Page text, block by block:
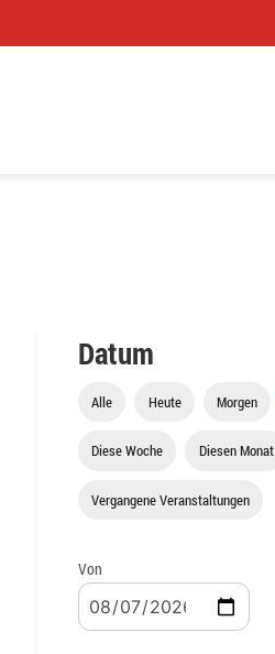
Datum
Alle Heute Morgen
Diese Woche Diesen Monat
Vergangene Veranstaltungen
Von